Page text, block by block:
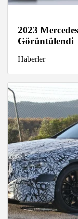
2023
Görüntülendi
Haberler